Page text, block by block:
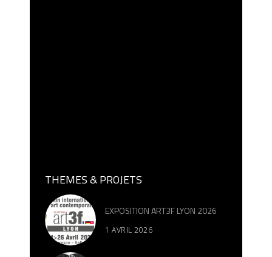
THEMES & PROJETS
EXPOSITION ART3F LYON 2026
1 AVRIL 2026